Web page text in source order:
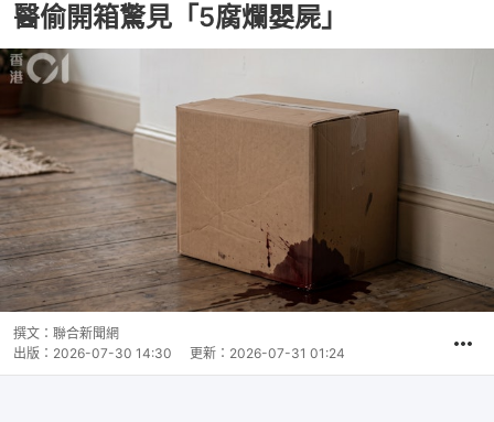
醫偷開箱驚見「5腐爛嬰屍」
撰文： 聯合新聞網
出版： 2026-07-30 14:30 更新： 2026-07-31 01:24